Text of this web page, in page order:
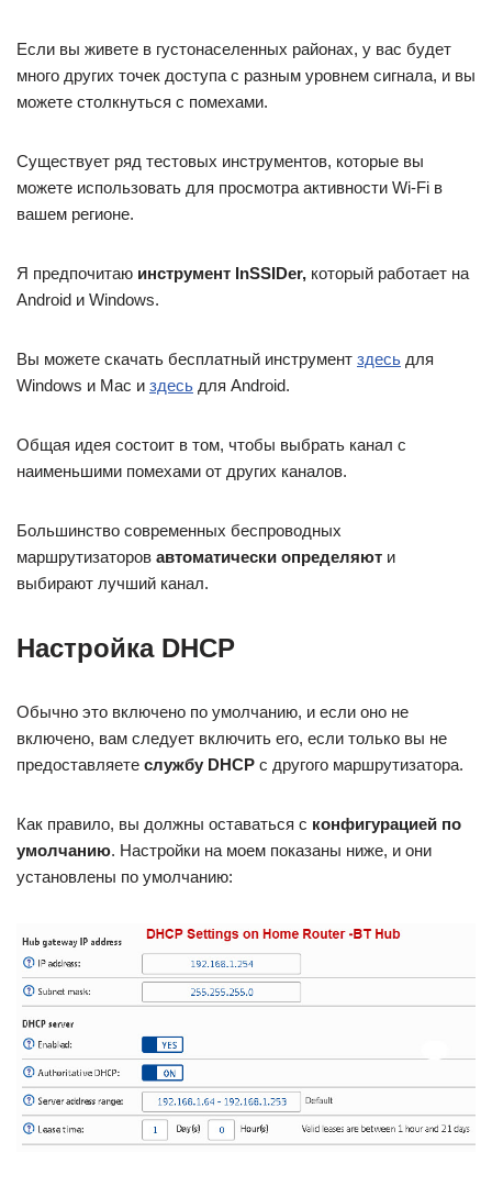
Если вы живете в густонаселенных районах, у вас будет
много других точек доступа с разным уровнем сигнала, и вы
можете столкнуться с помехами.
Существует ряд тестовых инструментов, которые вы
можете использовать для просмотра активности Wi-Fi в
вашем регионе.
Я предпочитаю инструмент InSSIDer, который работает на
Android и Windows.
Вы можете скачать бесплатный инструмент здесь для
Windows и Mac и здесь для Android.
Общая идея состоит в том, чтобы выбрать канал с
наименьшими помехами от других каналов.
Большинство современных беспроводных
маршрутизаторов автоматически определяют и
выбирают лучший канал.
Настройка DHCP
Обычно это включено по умолчанию, и если оно не
включено, вам следует включить его, если только вы не
предоставляете службу DHCP с другого маршрутизатора.
Как правило, вы должны оставаться с конфигурацией по
умолчанию. Настройки на моем показаны ниже, и они
установлены по умолчанию: